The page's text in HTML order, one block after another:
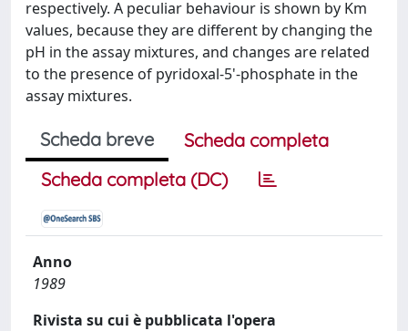
respectively. A peculiar behaviour is shown by Km
values, because they are different by changing the
pH in the assay mixtures, and changes are related
to the presence of pyridoxal-5'-phosphate in the
assay mixtures.
Scheda breve
Scheda completa
Scheda completa (DC)
Anno
1989
Rivista su cui è pubblicata l'opera